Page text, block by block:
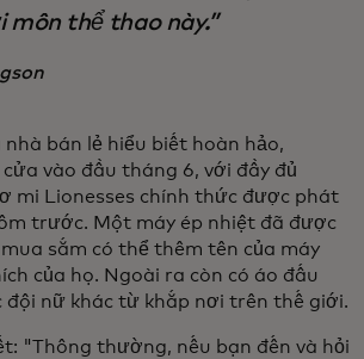
môn thể thao này.”
bán lẻ hiểu biết hoàn hảo,
vào đầu tháng 6, với đầy đủ
mi Lionesses chính thức được phát
trước. Một máy ép nhiệt đã được
sắm có thể thêm tên của máy
của họ. Ngoài ra còn có áo đấu
đội nữ khác từ khắp nơi trên thế giới.
"Thông thường, nếu bạn đến và hỏi